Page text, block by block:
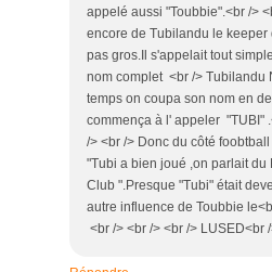
appelé aussi "Toubbie".<br />
encore de Tubilandu le
pas gros.Il s'appelait tout
nom complet <br /> Tubilandu
temps on coupa son nom en
commença à l' appeler "TUBI"
/> <br /> Donc du côté
"Tubi a bien joué ,on parlait
Club ".Presque "Tubi" était
autre influence de Toubbie
<br /> <br /> <br /> LUSED<br